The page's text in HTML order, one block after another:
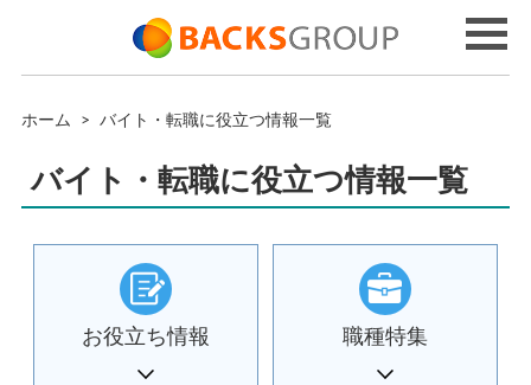
ホーム > バイト・転職に役立つ情報一覧
バイト・転職に役立つ情報一覧
お役立ち情報 職種特集